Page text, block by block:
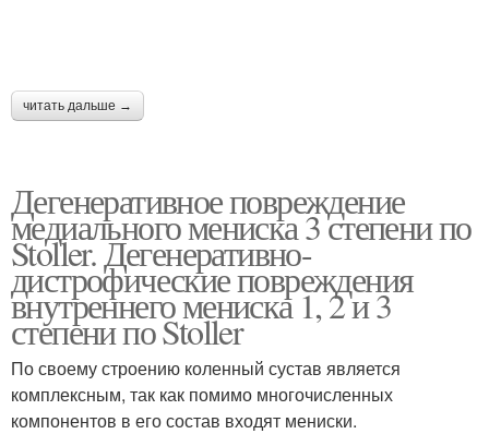
читать дальше →
Дегенеративное повреждение
медиального мениска 3 степени по
Stoller. Дегенеративно-
дистрофические повреждения
внутреннего мениска 1, 2 и 3
степени по Stoller
По своему строению коленный сустав является
комплексным, так как помимо многочисленных
компонентов в его состав входят мениски.